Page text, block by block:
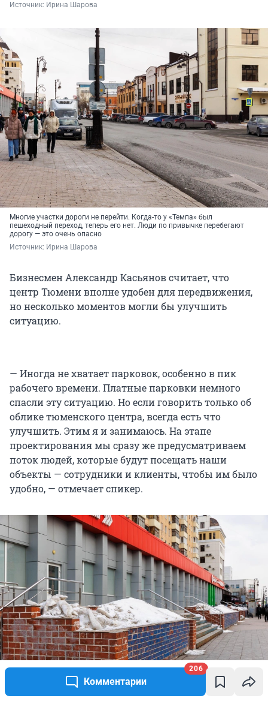
Комментарии
206
Источник: Ирина Шарова
Многие участки дороги не перейти. Когда-то у «Темпа» был
пешеходный переход, теперь его нет. Люди по привычке перебегают
дорогу — это очень опасно
Источник: Ирина Шарова
Бизнесмен Александр Касьянов считает, что
центр Тюмени вполне удобен для передвижения,
но несколько моментов могли бы улучшить
ситуацию.
— Иногда не хватает парковок, особенно в пик
рабочего времени. Платные парковки немного
спасли эту ситуацию. Но если говорить только об
облике тюменского центра, всегда есть что
улучшить. Этим я и занимаюсь. На этапе
проектирования мы сразу же предусматриваем
поток людей, которые будут посещать наши
объекты — сотрудники и клиенты, чтобы им было
удобно, — отмечает спикер.